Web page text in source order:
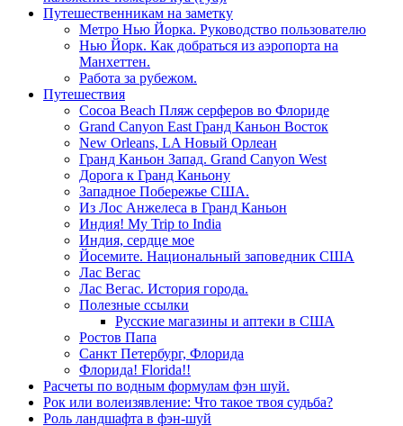
Путешественникам на заметку
Метро Нью Йорка. Руководство пользователю
Нью Йорк. Как добраться из аэропорта на
Манхеттен.
Работа за рубежом.
Путешествия
Cocoa Beach Пляж серферов во Флориде
Grand Canyon East Гранд Каньон Восток
New Orleans, LA Новый Орлеан
Гранд Каньон Запад. Grand Canyon West
Дорога к Гранд Каньону
Западное Побережье США.
Из Лос Анжелеса в Гранд Каньон
Индия! My Trip to India
Индия, сердце мое
Йосемите. Национальный заповедник США
Лас Вегас
Лас Вегас. История города.
Полезные ссылки
Русские магазины и аптеки в США
Ростов Папа
Санкт Петербург, Флорида
Флорида! Florida!!
Расчеты по водным формулам фэн шуй.
Рок или волеизявление: Что такое твоя судьба?
Роль ландшафта в фэн-шуй